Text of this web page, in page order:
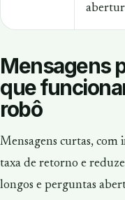
Mensagens
que
robô
Mensagens curtas, com
taxa de retorno e
longos e perguntas